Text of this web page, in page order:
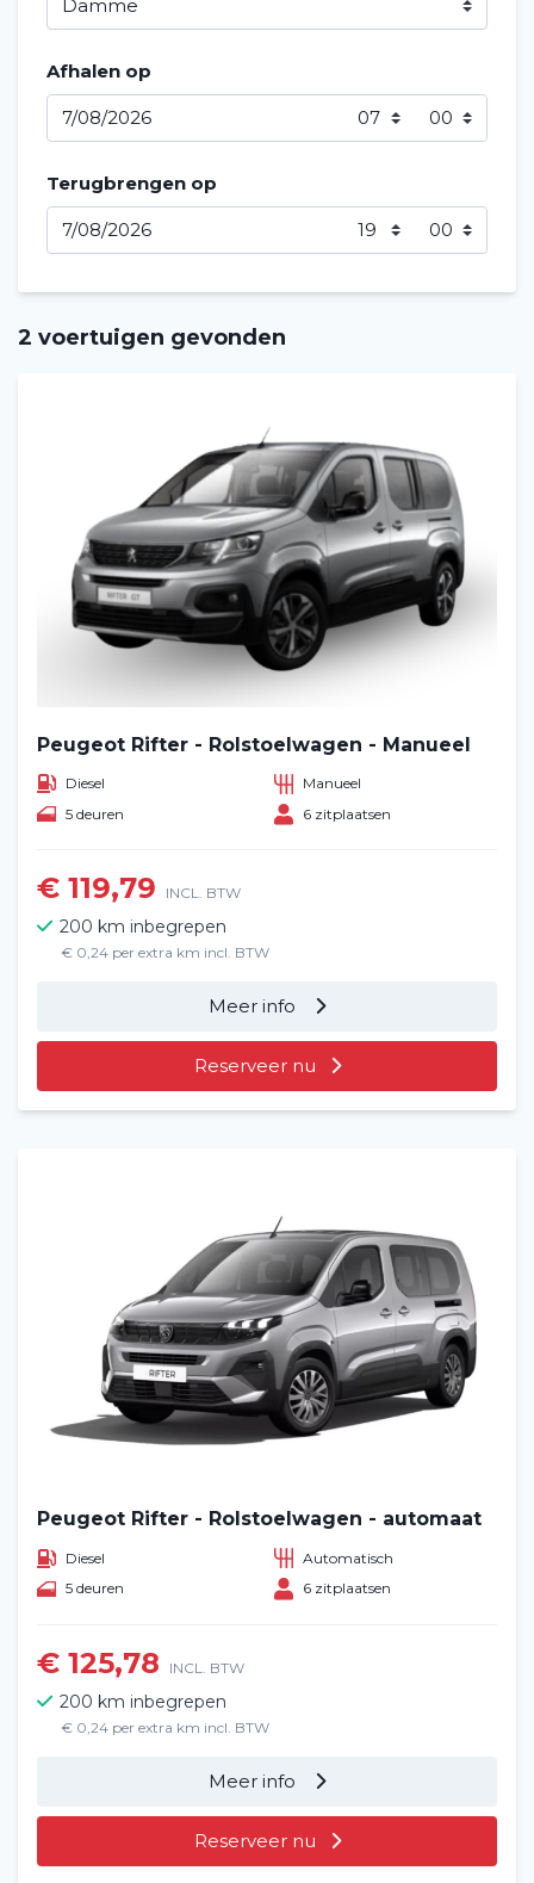
Voertuig huren
Lange termijn
Over ons
Afhalen op
Terugbrengen op
2 voertuigen gevonden
Peugeot Rifter - Rolstoelwagen - Manueel
Diesel
Manueel
5 deuren
6 zitplaatsen
€ 119,79 INCL. BTW
200 km inbegrepen
€ 0,24 per extra km incl. BTW
Meer info
Reserveer nu
Peugeot Rifter - Rolstoelwagen - automaat
Diesel
Automatisch
5 deuren
6 zitplaatsen
€ 125,78 INCL. BTW
200 km inbegrepen
€ 0,24 per extra km incl. BTW
Meer info
Reserveer nu